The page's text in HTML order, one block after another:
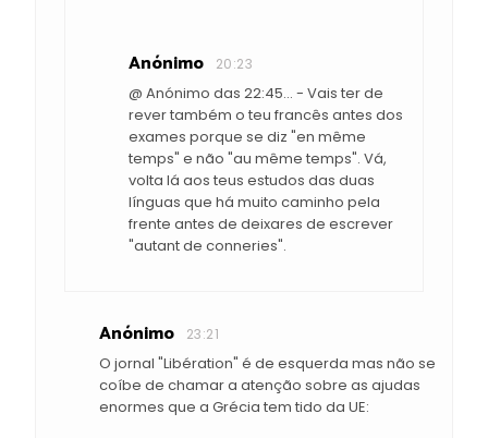
Anónimo 20:23
@ Anónimo das 22:45... - Vais ter de
rever também o teu francês antes dos
exames porque se diz "en même
temps" e não "au même temps". Vá,
volta lá aos teus estudos das duas
línguas que há muito caminho pela
frente antes de deixares de escrever
"autant de conneries".
Anónimo 23:21
O jornal "Libération" é de esquerda mas não se
coíbe de chamar a atenção sobre as ajudas
enormes que a Grécia tem tido da UE: